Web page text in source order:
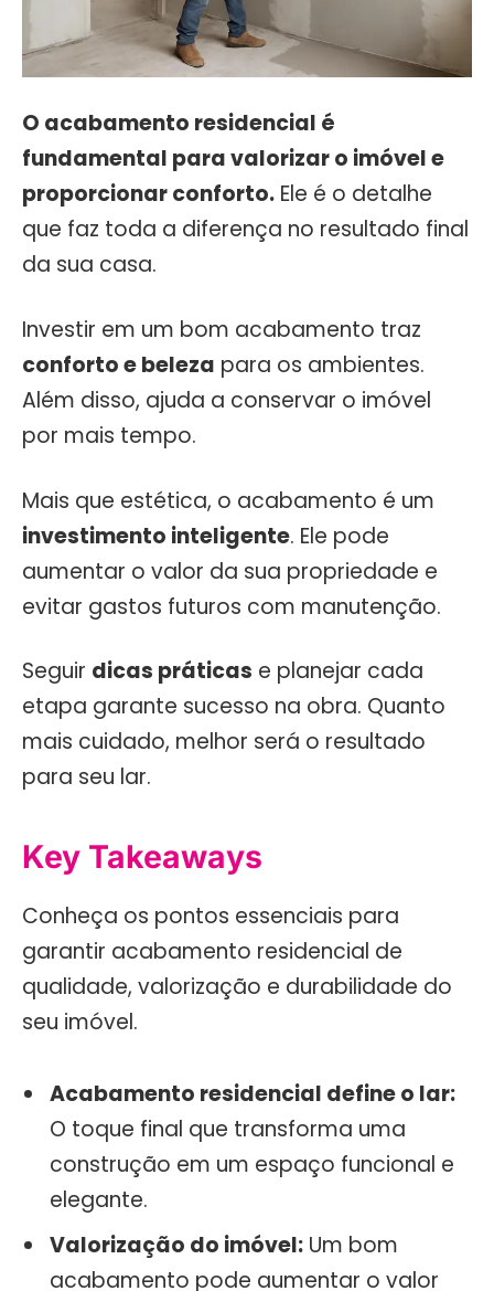
O acabamento residencial é
fundamental para valorizar o imóvel e
proporcionar conforto. Ele é o detalhe
que faz toda a diferença no resultado final
da sua casa.
Investir em um bom acabamento traz
conforto e beleza para os ambientes.
Além disso, ajuda a conservar o imóvel
por mais tempo.
Mais que estética, o acabamento é um
investimento inteligente. Ele pode
aumentar o valor da sua propriedade e
evitar gastos futuros com manutenção.
Seguir dicas práticas e planejar cada
etapa garante sucesso na obra. Quanto
mais cuidado, melhor será o resultado
para seu lar.
Key Takeaways
Conheça os pontos essenciais para
garantir acabamento residencial de
qualidade, valorização e durabilidade do
seu imóvel.
Acabamento residencial define o lar:
O toque final que transforma uma
construção em um espaço funcional e
elegante.
Valorização do imóvel: Um bom
acabamento pode aumentar o valor